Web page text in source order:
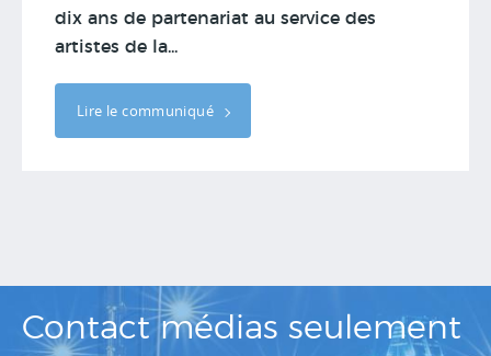
dix ans de partenariat au service des
artistes de la...
Lire le communiqué
Contact médias seulement